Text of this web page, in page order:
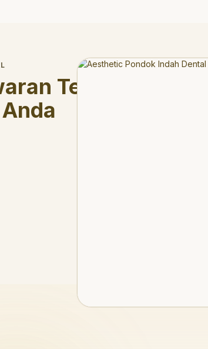
Terbatas
Welcome Offer